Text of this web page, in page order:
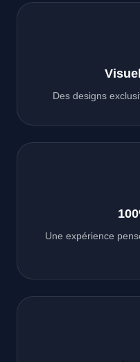
Des designs
Une expérience